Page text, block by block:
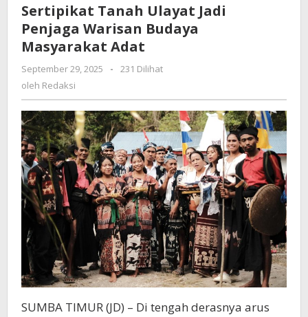
Jadi
Penjaga
Warisan
Masyarakat
Sertipikat Tanah Ulayat Jadi
Penjaga Warisan Budaya
Masyarakat Adat
September 29, 2025
oleh
-
231 Dilihat
oleh Redaksi
SUMBA TIMUR (JD) – Di tengah derasnya arus